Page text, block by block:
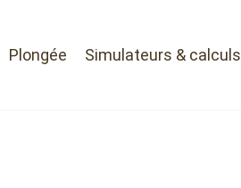
Plongée Simulateurs & calculs